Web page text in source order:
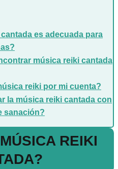
es adecuada para
música reiki cantada
reiki por mi cuenta?
la música reiki cantada con
sanación?
REIKI